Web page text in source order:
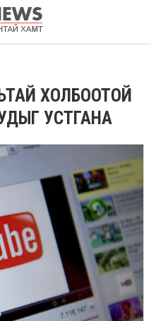
ХОЛБООТОЙ
УСТГАНА